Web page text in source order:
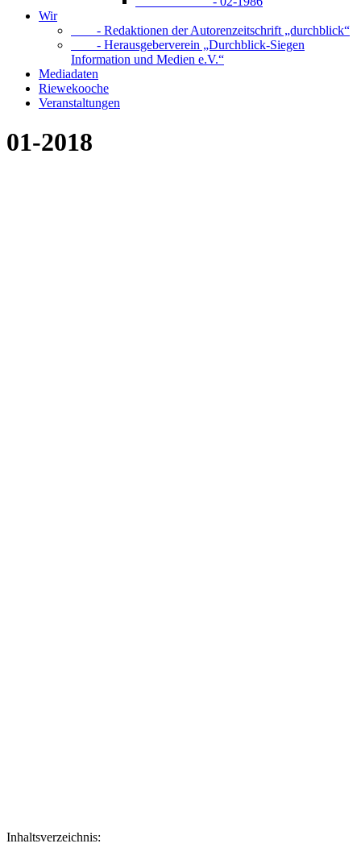
Wir
- Redaktionen der Autorenzeitschrift „durchblick“
- Herausgeberverein „Durchblick-Siegen
Information und Medien e.V.“
Mediadaten
Riewekooche
Veranstaltungen
01-2018
Inhaltsverzeichnis: